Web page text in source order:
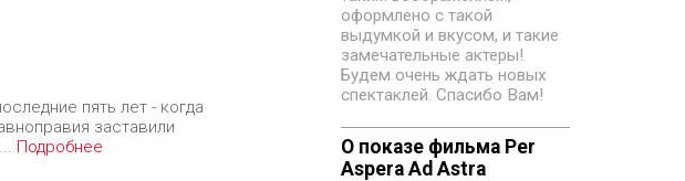
пять лет - когда
заставили
Подробнее
оформлено с такой
выдумкой и вкусом, и такие
замечательные актеры!
Будем очень ждать новых
спектаклей. Спасибо Вам!
О показе фильма Per
Aspera Ad Astra